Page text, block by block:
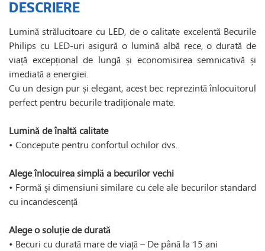
DESCRIERE
Lumină strălucitoare cu LED, de o calitate excelentă Becurile
Philips cu LED-uri asigură o lumină albă rece, o durată de
viață excepțional de lungă și economisirea semnicativă și
imediată a energiei.
Cu un design pur și elegant, acest bec reprezintă înlocuitorul
perfect pentru becurile tradiționale mate.
Lumină deînaltă calitate
• Concepute pentru confortul ochilor dvs.
Alegeînlocuirea simplă a becurilor vechi
• Formă și dimensiuni similare cu cele ale becurilor standard
cu incandescență
Alege o soluție de durată
• Becuri cu durată mare de viață – De până la 15 ani